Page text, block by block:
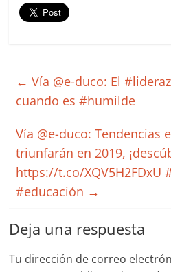
← Vía @e-duco: El
cuando es #humilde
Vía @e-duco: Tendencias
triunfarán en 2019,
https://t.co/XQV5H2FDxU
#educación →
Deja una respuesta
Tu dirección de correo